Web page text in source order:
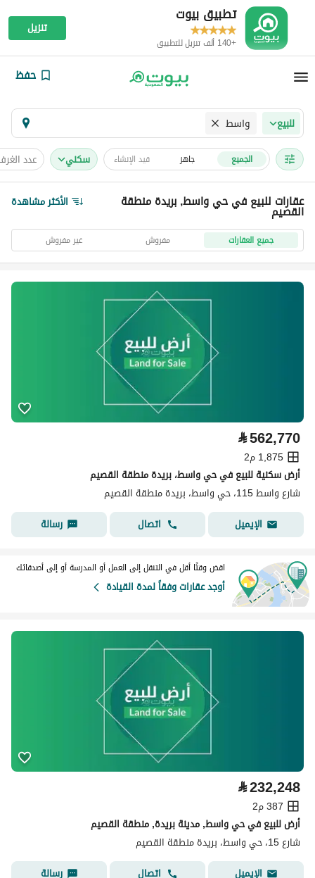
تطبيق بيوت
+140 ألف تنزيل للتطبيق
تنزيل
حفظ
للبيع واسط
الجميع جاهز قيد الإنشاء سكني عدد
عقارات للبيع في حي واسط, بريدة منطقة
القصيم الأكثر مشاهدة
جميع العقارات مفروش غير مفروش
⃁562,770
1,875 م2
أرض سكنية للبيع في حي واسط، بريدة منطقة القصيم
شارع واسط 115، حي واسط، بريدة منطقة القصيم
الإيميل
اتصال رسالة
اقض وقتًا أقل في التنقل إلى العمل أو المدرسة أو إلى أصدقائك
أوجد عقارات وفقاً لمدة القيادة
⃁232,248
387 م2
أرض للبيع في حي واسط, مدينة بريدة, منطقة القصيم
شارع 15، حي واسط، بريدة منطقة القصيم
الإيميل
اتصال رسالة